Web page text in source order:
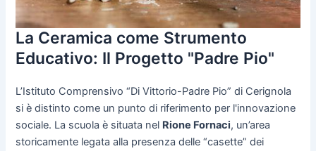
La Ceramica come Strumento
Educativo: Il Progetto "Padre Pio"
L’Istituto Comprensivo “Di Vittorio-Padre Pio” di Cerignola
si è distinto come un punto di riferimento per l'innovazione
sociale. La scuola è situata nel Rione Fornaci, un’area
storicamente legata alla presenza delle “casette” dei